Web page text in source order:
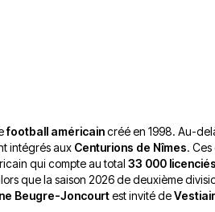
-
football américaincréé en 1998. Au-
intégrés aux Centurions de Nîmes.
qui compte au total 33 000 licenciés
que la saison 2026 de deuxième
Beugre-Joncourtest invité de